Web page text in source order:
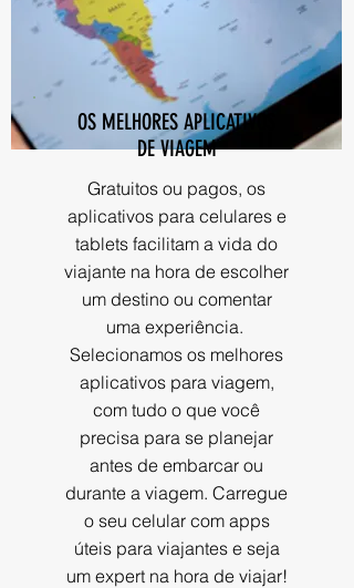
OS MELHORES APLICATIVOS
DE VIAGEM
Gratuitos ou pagos, os
aplicativos para celulares e
tablets facilitam a vida do
viajante na hora de escolher
um destino ou comentar
uma experiência.
Selecionamos os melhores
aplicativos para viagem,
com tudo o que você
precisa para se planejar
antes de embarcar ou
durante a viagem. Carregue
o seu celular com apps
úteis para viajantes e seja
um expert na hora de viajar!